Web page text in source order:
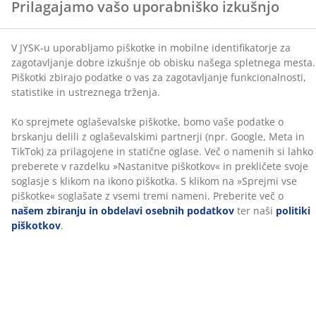
Ocene
(132)
Dostava
(npr. Google, Meta in TikTok) za prilagojene in statične
oglase. Več o namenih si lahko preberete v razdelku
»Nastanitve piškotkov« in prekličete svoje soglasje s
klikom na ikono piškotka. S klikom na »Sprejmi vse
piškotke« soglašate z vsemi tremi nameni. Preberite
več onašem zbiranju in obdelavi osebnih podatkov
politiki piškotkov